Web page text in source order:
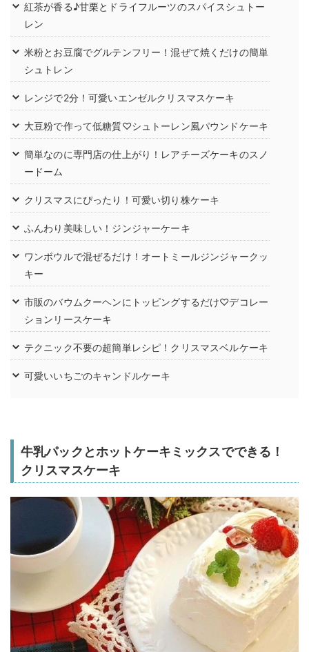
紅茶が香る♪甘栗とドライフルーツのスパイスシュトー
レン
米粉とお豆腐でグルテンフリー！混ぜて焼くだけの簡単
シュトレン
レンジで2分！可愛いエンゼルクリスマスケーキ
大豆粉で作って低糖質♡シュトーレン風パウンドケーキ
簡単なのに専門店の仕上がり！レアチーズケーキのスノ
ードーム
クリスマスにぴったり！可愛い切り株ケーキ
ふんわり美味しい！ジンジャーケーキ
ワンボウルで混ぜるだけ！オートミールジンジャークッ
キー
市販のバウムクーヘンにトッピングするだけ♡デコレー
ションリースケーキ
テクニック不要の超簡単レシピ！クリスマスベルケーキ
可愛いいちごのキャンドルケーキ
牛乳パックとホットケーキミックスでできる！
クリスマスケーキ